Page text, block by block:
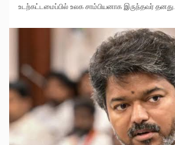
உடற்கட்டமைப்பில் உலக சாம்பியனாக இருந்தவர் தனது...